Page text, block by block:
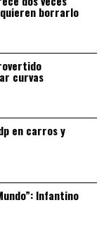
borrarlo
curvas
en carros y
Infantino